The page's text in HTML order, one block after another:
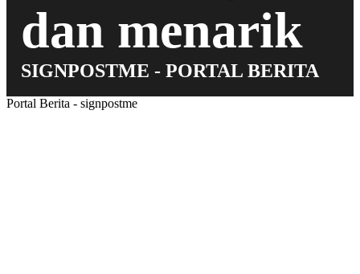
dan menarik
SIGNPOSTME - PORTAL BERITA
Portal Berita - signpostme